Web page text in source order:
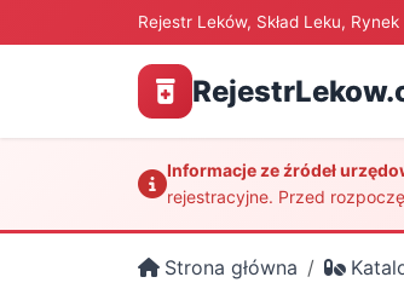
Rejestr Leków, Skład Leku,
Informacje ze źródeł
rejestracyjne. Przed
Strona główna